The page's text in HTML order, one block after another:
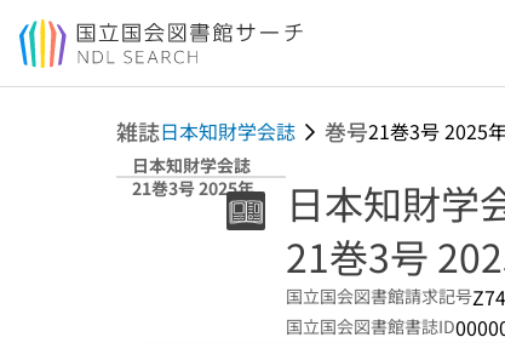
本文へ移動
雑誌日本知財学会誌 巻号21巻3号 2025
日本知財学会誌
21巻3号 2025年
日本知財学
21巻3号
国立国会図書館請求記号
国立国会図書館書誌ID